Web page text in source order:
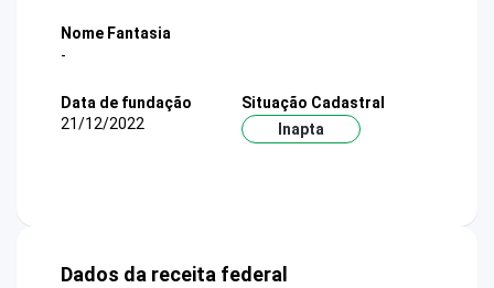
Nome Fantasia
-
Data de fundação
21/12/2022
Situação Cadastral
Inapta
Dados da receita federal